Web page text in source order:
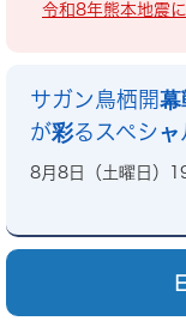
令和8年熊本地震
サガン鳥栖開
が彩るスペシャ
8月8日（土曜日）